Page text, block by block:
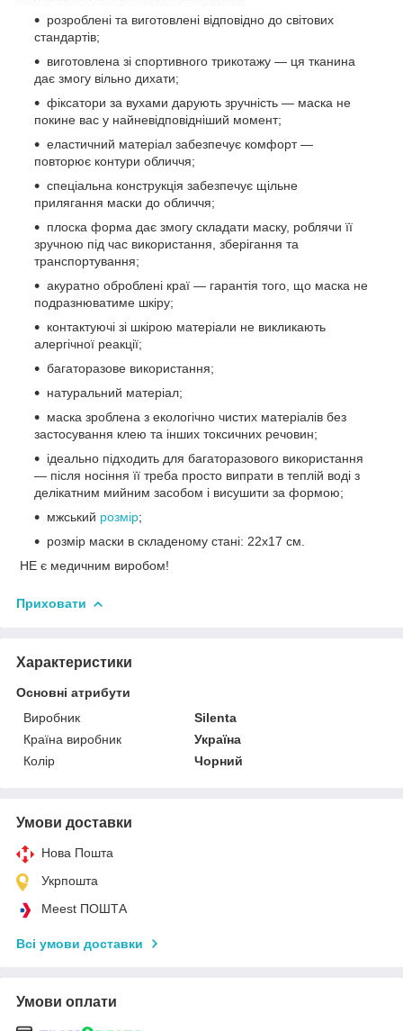
розроблені та виготовлені відповідно до світових
стандартів;
виготовлена зі спортивного трикотажу — ця тканина
дає змогу вільно дихати;
фіксатори за вухами дарують зручність — маска не
покине вас у найневідповідніший момент;
еластичний матеріал забезпечує комфорт —
повторює контури обличчя;
спеціальна конструкція забезпечує щільне
прилягання маски до обличчя;
плоска форма дає змогу складати маску, роблячи її
зручною під час використання, зберігання та
транспортування;
акуратно оброблені краї — гарантія того, що маска не
подразнюватиме шкіру;
контактуючі зі шкірою матеріали не викликають
алергічної реакції;
багаторазове використання;
натуральний матеріал;
маска зроблена з екологічно чистих матеріалів без
застосування клею та інших токсичних речовин;
ідеально підходить для багаторазового використання
— після носіння її треба просто випрати в теплій воді з
делікатним мийним засобом і висушити за формою;
мжський розмір;
розмір маски в складеному стані: 22x17 см.
НЕ є медичним виробом!
Приховати
Характеристики
Основні атрибути
Виробник
Silenta
Країна виробник
Україна
Колір
Чорний
Умови доставки
Нова Пошта
Укрпошта
Meest ПОШТА
Всі умови доставки
Умови оплати